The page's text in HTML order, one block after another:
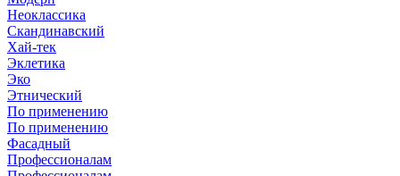
Неоклассика
Скандинавский
Хай-тек
Эклетика
Эко
Этнический
По применению
По применению
Фасадный
Профессионалам